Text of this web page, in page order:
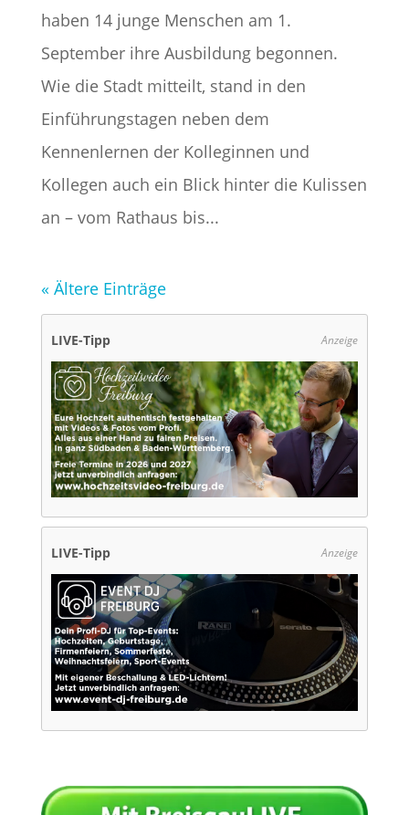
haben 14 junge Menschen am 1.
September ihre Ausbildung begonnen.
Wie die Stadt mitteilt, stand in den
Einführungstagen neben dem
Kennenlernen der Kolleginnen und
Kollegen auch ein Blick hinter die Kulissen
an – vom Rathaus bis...
« Ältere Einträge
LIVE-Tipp Anzeige
LIVE-Tipp Anzeige